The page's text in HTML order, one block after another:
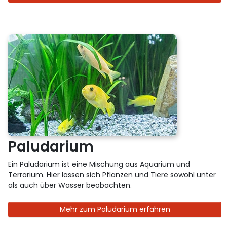
Paludarium
Ein Paludarium ist eine Mischung aus Aquarium und
Terrarium. Hier lassen sich Pflanzen und Tiere sowohl unter
als auch über Wasser beobachten.
Mehr zum Paludarium erfahren